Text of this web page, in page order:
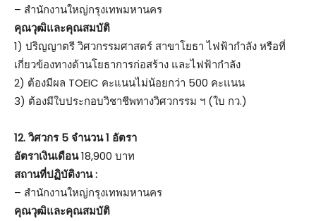
– สำนักงานใหญ่กรุงเทพมหานคร
คุณวุฒิและคุณสมบัติ
1) ปริญญาตรี วิศวกรรมศาสตร์ สาขาโยธา ไฟฟ้ากำลัง หรือที่
เกี่ยวข้องทางด้านโยธาการก่อสร้าง และไฟฟ้ากำลัง
2) ต้องมีผล TOEIC คะแนนไม่น้อยกว่า 500 คะแนน
3) ต้องมีใบประกอบวิชาชีพทางวิศวกรรม ฯ (ใบ กว.)
12. วิศวกร 5 จำนวน 1 อัตรา
อัตราเงินเดือน18,900 บาท
สถานที่ปฏิบัติงาน :
– สำนักงานใหญ่กรุงเทพมหานคร
คุณวุฒิและคุณสมบัติ